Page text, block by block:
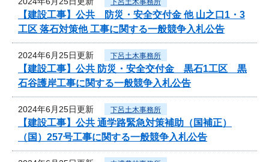
下呂土木事務所
【建設工事】公共 防災・安全交付金 他 山之口1・3
工区 落石対策他 工事に関する一般競争入札公告
2024年6月25日更新 下呂土木事務所
【建設工事】公共 防災・安全交付金 黒石1工区 黒
石谷護岸工事に関する一般競争入札公告
2024年6月25日更新 下呂土木事務所
【建設工事】公共 通学路緊急対策補助（国補正）
（国）257号工事に関する一般競争入札公告